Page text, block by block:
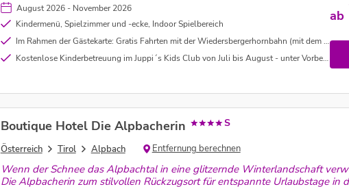
August 2026 - November 2026
Kindermenü, Spielzimmer und -ecke, Indoor Spielbereich
Im Rahmen der Gästekarte: Gratis Fahrten mit der Wiedersbergerhornbahn (mit dem Lauserland) und die Reither Kogel Bahn - unter Vorbehalt
Kostenlose Kinderbetreuung im Juppi´s Kids Club von Juli bis August - unter Vorbehalt
ab
Boutique Hotel Die Alpbacherin S
Österreich Tirol Alpbach Entfernung berechnen
Wenn der Schnee das Alpbachtal in eine glitzernde Winterlandschaft
Die Alpbacherin zum stilvollen Rückzugsort für entspannte Urlaubstage in